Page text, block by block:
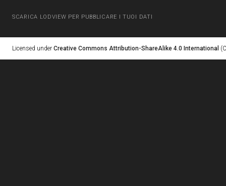
SCARICA LODVIEW PER PUBBLICARE I TUOI DATI
Licensed under Creative Commons Attribution-ShareAlike 4.0 International